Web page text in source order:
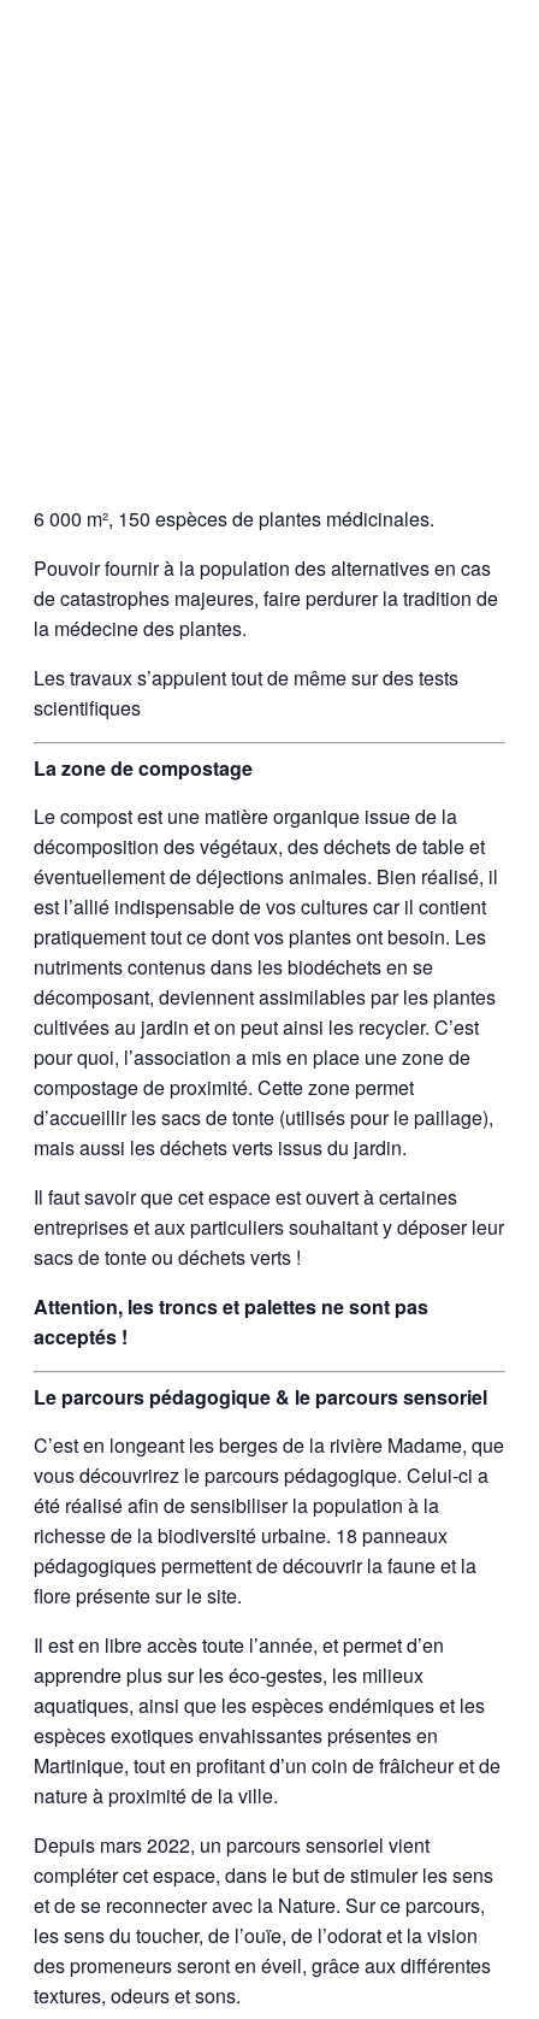
6 000 m², 150 espèces de plantes médicinales.
Pouvoir fournir à la population des alternatives en cas
de catastrophes majeures, faire perdurer la tradition de
la médecine des plantes.
Les travaux s’appuient tout de même sur des tests
scientifiques
La zone de compostage
Le compost est une matière organique issue de la
décomposition des végétaux, des déchets de table et
éventuellement de déjections animales. Bien réalisé, il
est l’allié indispensable de vos cultures car il contient
pratiquement tout ce dont vos plantes ont besoin. Les
nutriments contenus dans les biodéchets en se
décomposant, deviennent assimilables par les plantes
cultivées au jardin et on peut ainsi les recycler. C’est
pour quoi, l’association a mis en place une zone de
compostage de proximité. Cette zone permet
d’accueillir les sacs de tonte (utilisés pour le paillage),
mais aussi les déchets verts issus du jardin.
Il faut savoir que cet espace est ouvert à certaines
entreprises et aux particuliers souhaitant y déposer leur
sacs de tonte ou déchets verts !
Attention, les troncs et palettes ne sont pas
acceptés !
Le parcours pédagogique & le parcours sensoriel
C’est en longeant les berges de la rivière Madame, que
vous découvrirez le parcours pédagogique. Celui-ci a
été réalisé afin de sensibiliser la population à la
richesse de la biodiversité urbaine. 18 panneaux
pédagogiques permettent de découvrir la faune et la
flore présente sur le site.
Il est en libre accès toute l’année, et permet d’en
apprendre plus sur les éco-gestes, les milieux
aquatiques, ainsi que les espèces endémiques et les
espèces exotiques envahissantes présentes en
Martinique, tout en profitant d’un coin de frâicheur et de
nature à proximité de la ville.
Depuis mars 2022, un parcours sensoriel vient
compléter cet espace, dans le but de stimuler les sens
et de se reconnecter avec la Nature. Sur ce parcours,
les sens du toucher, de l’ouïe, de l’odorat et la vision
des promeneurs seront en éveil, grâce aux différentes
textures, odeurs et sons.